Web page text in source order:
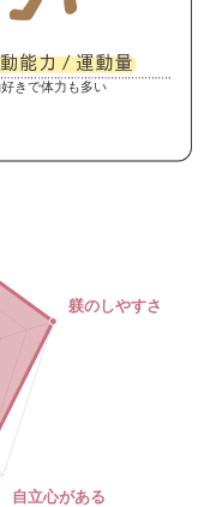
きで体力も多い